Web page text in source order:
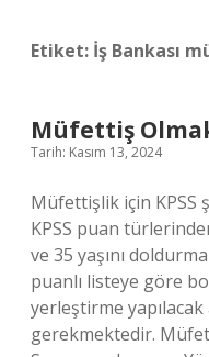
Etiket: İş Bankası
Müfettiş
Tarih: Kasım 13, 2024
Müfettişlik için KPSS
KPSS puan
ve 35 yaşını
puanlı listeye göre
yerleştirme yapılacak
gerekmektedir.